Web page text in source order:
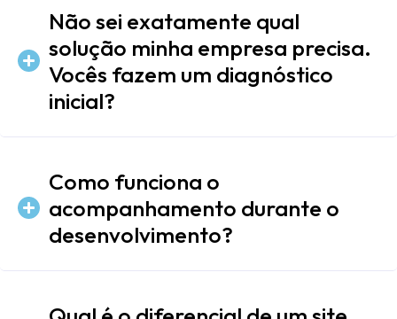
Não sei exatamente qual
solução minha empresa precisa.
Vocês fazem um diagnóstico
inicial?
Como funciona o
acompanhamento durante o
desenvolvimento?